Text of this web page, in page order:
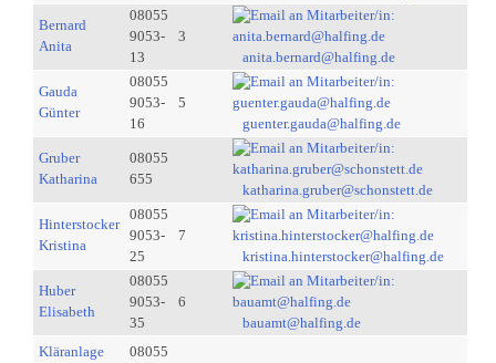
Bernard
Anita
08055
9053-
13
3
anita.bernard@halfing.de
Gauda
Günter
08055
9053-
16
5
guenter.gauda@halfing.de
Gruber
Katharina
08055
655
katharina.gruber@schonstett.de
Hinterstocker
Kristina
08055
9053-
25
7
kristina.hinterstocker@halfing.de
Huber
Elisabeth
08055
9053-
35
6
bauamt@halfing.de
Kläranlage
08055